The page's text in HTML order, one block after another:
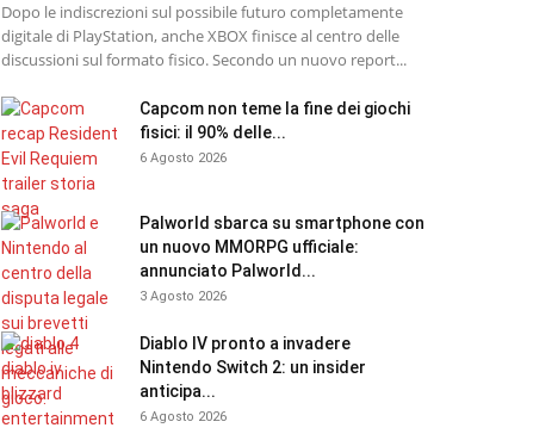
Dopo le indiscrezioni sul possibile futuro completamente
digitale di PlayStation, anche XBOX finisce al centro delle
discussioni sul formato fisico. Secondo un nuovo report...
Capcom non teme la fine dei giochi
fisici: il 90% delle...
6 Agosto 2026
Palworld sbarca su smartphone con
un nuovo MMORPG ufficiale:
annunciato Palworld...
3 Agosto 2026
Diablo IV pronto a invadere
Nintendo Switch 2: un insider
anticipa...
6 Agosto 2026